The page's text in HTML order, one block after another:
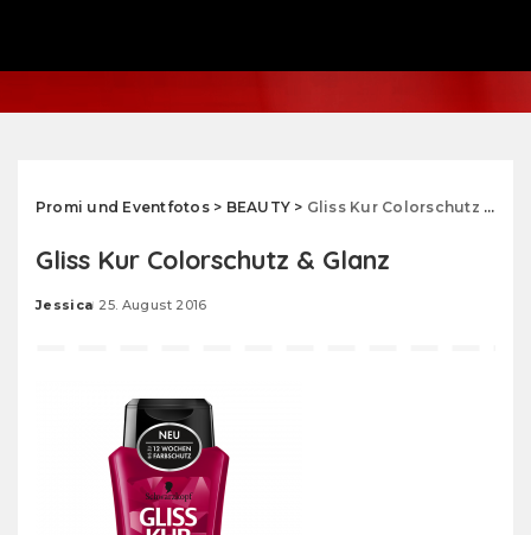
Promi und Eventfotos> BEAUTY > Gliss Kur Colorschutz & Glanz
Gliss Kur Colorschutz & Glanz
Posted
Jessica 25. August 2016